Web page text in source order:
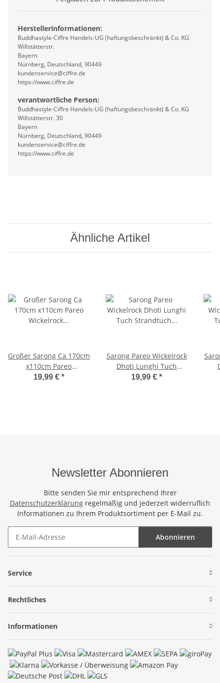
Herstellerinformationen:
Buddhastyle-Ciffre Handels-UG (haftungsbeschränkt) & Co. KG
Willstätterstr.
Bayern
Nürnberg, Deutschland, 90449
kundenservice@ciffre.de
https://www.ciffre.de
verantwortliche Person:
Buddhastyle-Ciffre Handels-UG (haftungsbeschränkt) & Co. KG
Willstätterstr. 30
Bayern
Nürnberg, Deutschland, 90449
kundenservice@ciffre.de
https://www.ciffre.de
Ähnliche Artikel
Großer Sarong Ca 170cm
x110cm Pareo
Wickelrock Wickeltuch
19,99 € *
Sarong Pareo Wickelrock
Dhoti Lunghi Tuch
Strandtuch
19,99 € *
Newsletter Abonnieren
Bitte senden Sie mir entsprechend Ihrer
Datenschutzerklärung regelmäßig und jederzeit widerruflich
Informationen zu Ihrem Produktsortiment per E-Mail zu.
Abonnieren
Service
Rechtliches
Informationen